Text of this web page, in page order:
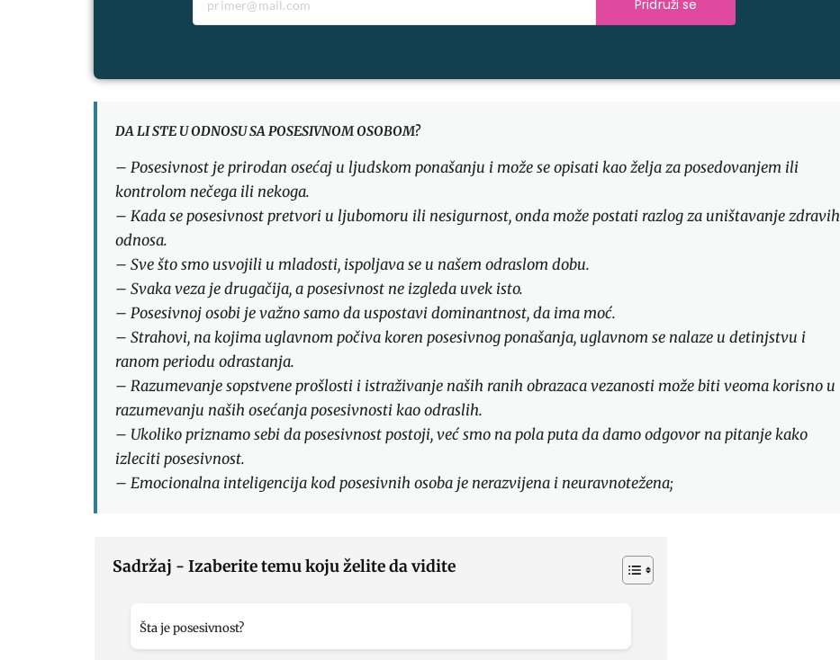
Pridruži se
DA LI STE U ODNOSU SA POSESIVNOM OSOBOM?
– Posesivnost je prirodan osećaj u ljudskom ponašanju i može se opisati kao želja za posedovanjem ili
kontrolom nečega ili nekoga.
– Kada se posesivnost pretvori u ljubomoru ili nesigurnost, onda može postati razlog za uništavanje zdravih
odnosa.
– Sve što smo usvojili u mladosti, ispoljava se u našem odraslom dobu.
– Svaka veza je drugačija, a posesivnost ne izgleda uvek isto.
– Posesivnoj osobi je važno samo da uspostavi dominantnost, da ima moć.
– Strahovi, na kojima uglavnom počiva koren posesivnog ponašanja, uglavnom se nalaze u detinjstvu i
ranom periodu odrastanja.
– Razumevanje sopstvene prošlosti i istraživanje naših ranih obrazaca vezanosti može biti veoma korisno u
razumevanju naših osećanja posesivnosti kao odraslih.
– Ukoliko priznamo sebi da posesivnost postoji, već smo na pola puta da damo odgovor na pitanje kako
izleciti posesivnost.
– Emocionalna inteligencija kod posesivnih osoba je nerazvijena i neuravnotežena;
Sadržaj - Izaberite temu koju želite da vidite
Šta je posesivnost?